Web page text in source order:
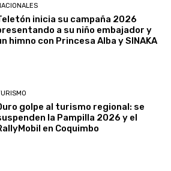
inicia su campaña 2026
a su niño embajador y
himno con Princesa Alba y SINAKA
golpe al turismo regional: se
la Pampilla 2026 y el
en Coquimbo